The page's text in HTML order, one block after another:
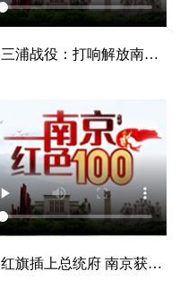
28.三浦战役：打响解放南京前哨战.mp4
30.红旗插上总统府 南京获新生.mp4